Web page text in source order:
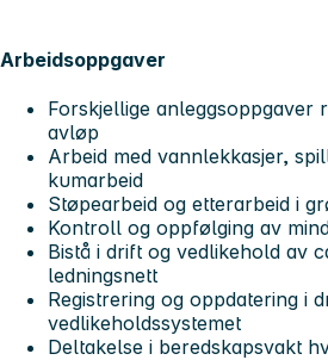
Arbeidsoppgaver
Forskjellige anleggsoppgaver
avløp
Arbeid med vannlekkasjer,
kumarbeid
Støpearbeid og etterarbeid i
Kontroll og oppfølging av
Bistå i drift og vedlikehold av
ledningsnett
Registrering og oppdatering i
vedlikeholdssystemet
Deltakelse i beredskapsvakt